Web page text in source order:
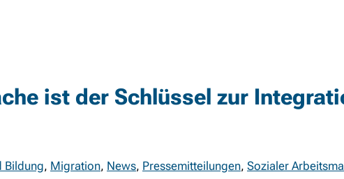
ist der Schlüssel zur
Bildung, Migration, News, Pressemitteilungen, Sozialer